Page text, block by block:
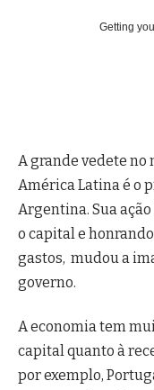
Getting
A grande vedete
América Latina é o
Argentina. Sua
o capital e
gastos, mudou a
governo.
A economia tem
capital quanto à
por exemplo,